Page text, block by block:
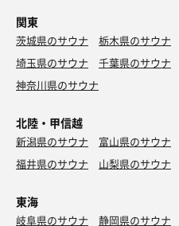
関東
茨城県のサウナ 栃木県のサウナ
埼玉県のサウナ
千葉県のサウナ
神奈川県のサウナ
北陸・甲信越
新潟県のサウナ 富山県のサウナ
福井県のサウナ
山梨県のサウナ
東海
岐阜県のサウナ 静岡県のサウナ